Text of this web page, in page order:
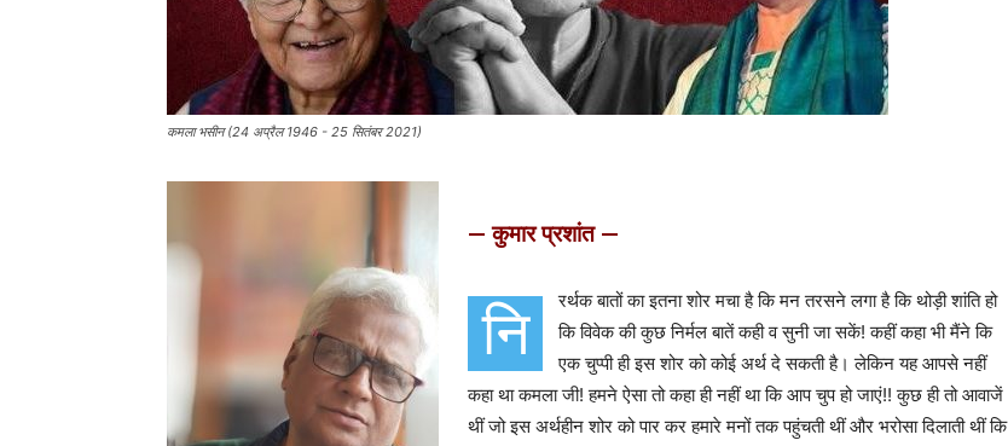
कमला भसीन (24 अप्रैल 1946 - 25 सितंबर 2021)
— कुमार प्रशांत —
नि
रर्थक बातों का इतना शोर मचा है कि मन तरसने लगा है कि थोड़ी शांति हो
कि विवेक की कुछ निर्मल बातें कही व सुनी जा सकें! कहीं कहा भी मैंने कि
एक चुप्पी ही इस शोर को कोई अर्थ दे सकती है। लेकिन यह आपसे नहीं
कहा था कमला जी! हमने ऐसा तो कहा ही नहीं था कि आप चुप हो जाएं!! कुछ ही तो आवाजें
थीं जो इस अर्थहीन शोर को पार कर हमारे मनों तक पहुंचती थीं और भरोसा दिलाती थीं कि